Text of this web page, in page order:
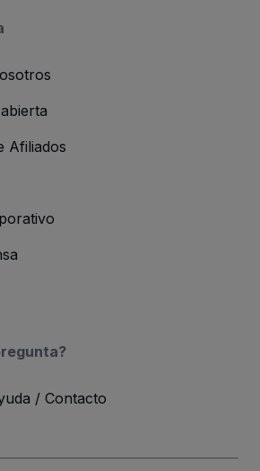
Afiliados
/ Contacto